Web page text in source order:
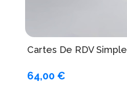
Cartes De RDV
64,00 €